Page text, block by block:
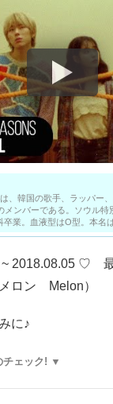
、韓国の歌手、ラッパー
メンバーである。ソウル
業。血液型はO型。本名
~ 2018.08.05 ♡
ロン Melon）
に♪
チェック! ▼